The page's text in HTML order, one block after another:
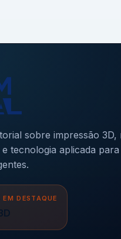
sobre impressão 3D,
tecnologia aplicada para
EM DESTAQUE